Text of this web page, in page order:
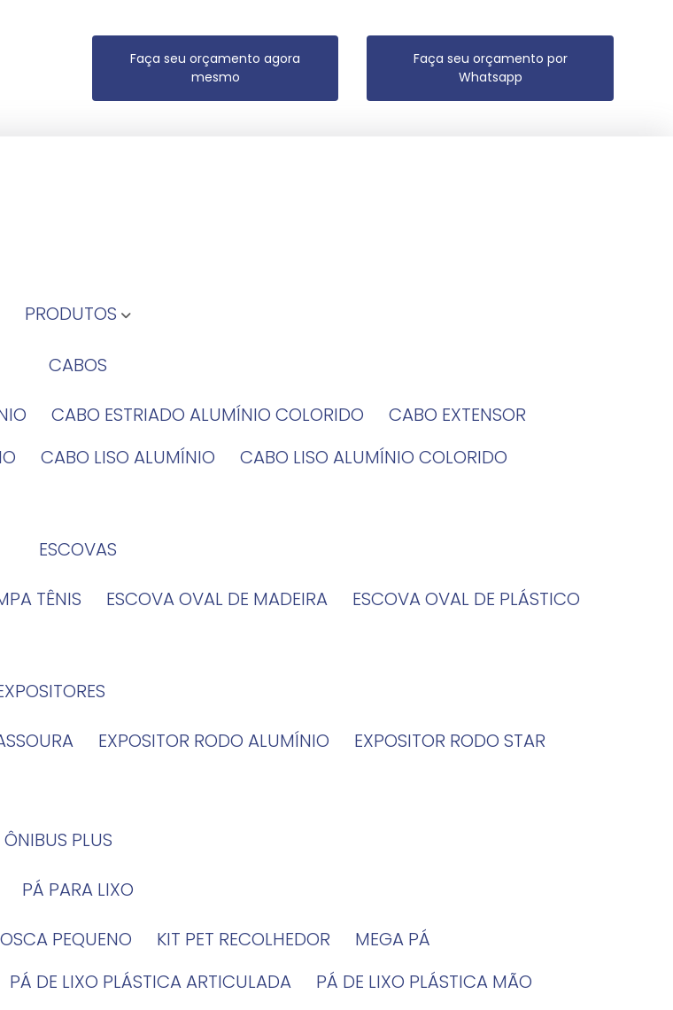
Faça seu orçamento agora
mesmo
Faça seu orçamento por
Whatsapp
PRODUTOS
CABOS
CABO ESTRIADO ALUMÍNIO COLORIDO
CABO EXTENSOR
CABO LISO ALUMÍNIO
CABO LISO ALUMÍNIO COLORIDO
ESCOVAS
TÊNIS ESCOVA OVAL DE MADEIRA
ESCOVA OVAL DE PLÁSTICO
EXPOSITORES
EXPOSITOR RODO ALUMÍNIO
EXPOSITOR RODO STAR
ÔNIBUS PLUS
PÁ PARA LIXO
PEQUENO KIT PET RECOLHEDOR
MEGA PÁ
PÁ DE LIXO PLÁSTICA ARTICULADA
PÁ DE LIXO PLÁSTICA MÃO